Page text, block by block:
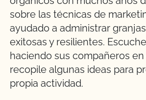
sobre las técnicas de
ayudado a administrar
exitosas y resilientes.
haciendo sus compañeros
recopile algunas ideas para
propia actividad.